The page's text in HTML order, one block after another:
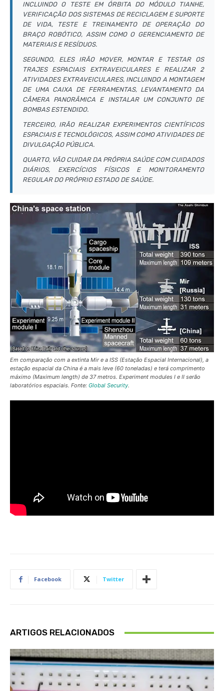
INCLUINDO O TESTE EM ÓRBITA DO MÓDULO TIANHE,
VERIFICAÇÃO DOS SISTEMAS DE RECICLAGEM E SUPORTE
DE VIDA, TESTE E TREINAMENTO DE OPERAÇÃO DO
BRAÇO ROBÓTICO, ASSIM COMO O GERENCIAMENTO DE
MATERIAIS E RESÍDUOS.
SEGUNDO, ELES IRÃO MOVER, MONTAR E TESTAR OS
TRAJES ESPACIAIS EXTRAVEICULARES E REALIZAR 2
ATIVIDADES EXTRAVEICULARES, INCLUINDO A MONTAGEM
DE UMA CAIXA DE FERRAMENTAS, LEVANTAMENTO DA
CÂMERA PANORÂMICA E INSTALAR UM CONJUNTO DE
BOMBAS ESTENDIDO.
TERCEIRO, IRÃO REALIZAR EXPERIMENTOS CIENTÍFICOS
ESPACIAIS E TECNOLÓGICOS, ASSIM COMO ATIVIDADES DE
DIVULGAÇÃO PÚBLICA.
QUARTO, VÃO CUIDAR DA PRÓPRIA SAÚDE COM CUIDADOS
DIÁRIOS, EXERCÍCIOS FÍSICOS E MONITORAMENTO
REGULAR DO PRÓPRIO ESTADO DE SAÚDE.
Em comparação com a extinta Mir e a ISS (Estação Espacial Internacional), a
estação espacial da China é a mais leve (60 toneladas) e terá comprimento
máximo (Maximum length) de 37 metros. Experiment modules I e II serão
laboratórios espaciais. Fonte: Global Security.
Facebook Twitter
ARTIGOS RELACIONADOS